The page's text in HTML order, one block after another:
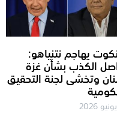
يهاجم نتنياهو:
الكذب بشأن غزة
وتخشى لجنة التحقيق